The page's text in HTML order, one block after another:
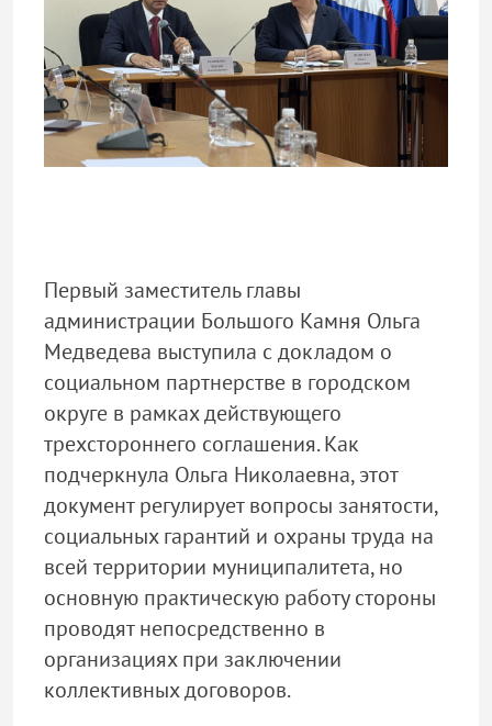
Первый заместитель главы
администрации Большого Камня Ольга
Медведева выступила с докладом о
социальном партнерстве в городском
округе в рамках действующего
трехстороннего соглашения. Как
подчеркнула Ольга Николаевна, этот
документ регулирует вопросы занятости,
социальных гарантий и охраны труда на
всей территории муниципалитета, но
основную практическую работу стороны
проводят непосредственно в
организациях при заключении
коллективных договоров.